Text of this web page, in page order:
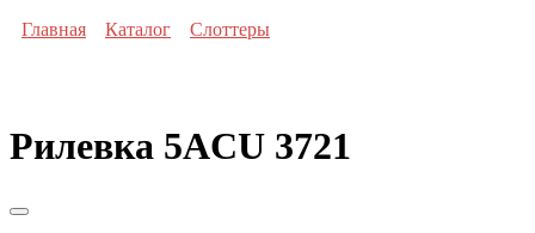
Главная
Каталог Слоттеры
Рилевка 5ACU 3721